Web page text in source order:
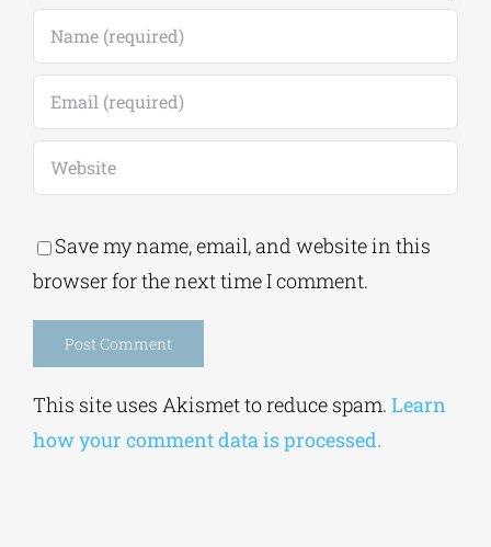
Save my name, email, and website in this
browser for the next time I comment.
Alternative:
This site uses Akismet to reduce spam. Learn
how your comment data is processed.